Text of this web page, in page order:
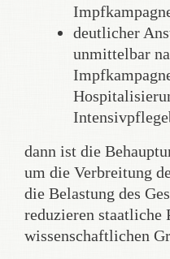
deutlicher
unmittelbar
dann ist die
um die Verbreitung
die Belastung des
reduzieren staatliche
wissenschaftlichen